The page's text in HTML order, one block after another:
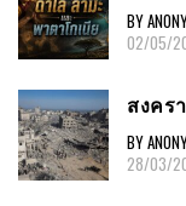
BY
02/05/
สงคร
BY
28/03/